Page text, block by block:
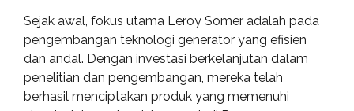
Sejak awal, fokus utama Leroy Somer adalah pada
pengembangan teknologi generator yang efisien
dan andal. Dengan investasi berkelanjutan dalam
penelitian dan pengembangan, mereka telah
berhasil menciptakan produk yang memenuhi